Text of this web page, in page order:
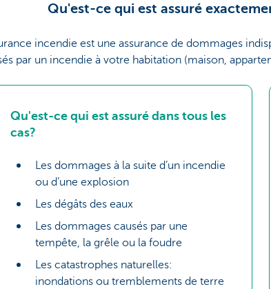
Qu'est-ce qui est assuré
incendie est une assurance de dommages
par un incendie à votre habitation (maison,
Qu'est-ce qui est assuré dans tous les
cas?
Les dommages à la suite d’un incendie
ou d’une explosion
Les dégâts des eaux
Les dommages causés par une
tempête, la grêle ou la foudre
Les catastrophes naturelles:
inondations ou tremblements de terre